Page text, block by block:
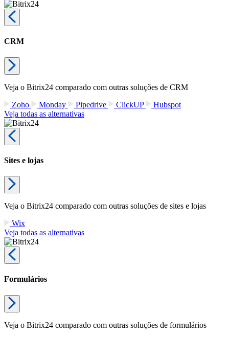
CRM
Veja o Bitrix24 comparado com outras soluções de CRM
Zoho
Monday Pipedrive ClickUP
Hubspot
Veja todas as alternativas
Sites e lojas
Veja o Bitrix24 comparado com outras soluções de sites e lojas
Wix
Veja todas as alternativas
Formulários
Veja o Bitrix24 comparado com outras soluções de formulários